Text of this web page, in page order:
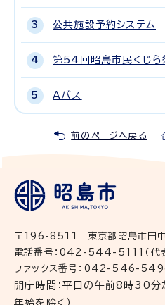
公共施設予約システム
第54回昭島市民くじら
Aバス
前のページへ戻る
〒196-8511 東京都昭島市田
電話番号：042-544-5111（代
ファックス番号：042-546-
開庁時間：平日の午前8時30
年始を除く）